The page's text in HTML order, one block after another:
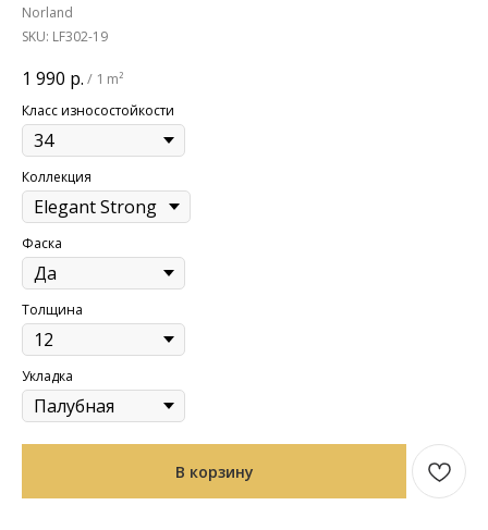
Norland
SKU: LF302-19
1 990 р. / 1 m²
Класс износостойкости
Коллекция
Фаска
Толщина
Укладка
В корзину